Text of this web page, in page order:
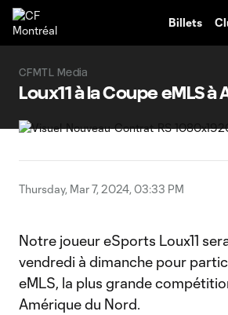
Billets
CFMTL Media
Loux11 à la Coupe eMLS à
Thursday, Mar 7, 2024, 03:33 PM
Notre joueur eSports Loux11
vendredi à dimanche pour
eMLS, la plus grande
Amérique du Nord.